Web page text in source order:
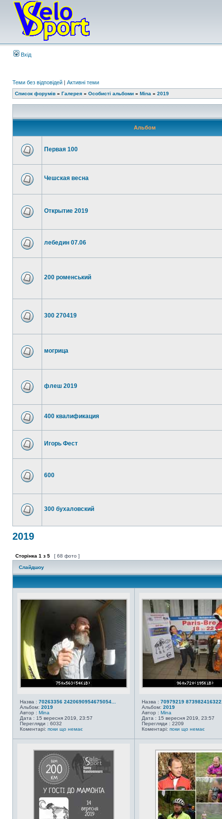
Вхід
Теми без відповідей | Активні теми
Список форумів » Галерея » Особисті альбоми » Mina » 2019
Альбом
Первая 100
Чешская весна
Открытие 2019
лебедин 07.06
200 роменський
300 270419
могрица
флеш 2019
400 квалификация
Игорь Фест
600
300 бухаловский
2019
Сторінка 1 з 5 [ 68 фото ]
Слайдшоу
Назва : 70263356 2420690954675054...
Альбом: 2019
Автор : Mina
Дата : 15 вересня 2019, 23:57
Перегляди : 6032
Коментарі: поки що немає
Назва : 70979219
Альбом: 2019
Автор : Mina
Дата : 15 вересня 2019, 23:57
Перегляди : 2209
Коментарі: поки що немає